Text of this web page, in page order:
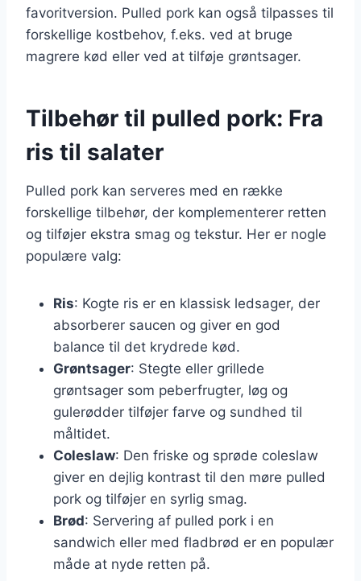
favoritversion. Pulled pork kan også tilpasses til
forskellige kostbehov, f.eks. ved at bruge
magrere kød eller ved at tilføje grøntsager.
Tilbehør til pulled pork: Fra
ris til salater
Pulled pork kan serveres med en række
forskellige tilbehør, der komplementerer retten
og tilføjer ekstra smag og tekstur. Her er nogle
populære valg:
Ris: Kogte ris er en klassisk ledsager, der
absorberer saucen og giver en god
balance til det krydrede kød.
Grøntsager: Stegte eller grillede
grøntsager som peberfrugter, løg og
gulerødder tilføjer farve og sundhed til
måltidet.
Coleslaw: Den friske og sprøde coleslaw
giver en dejlig kontrast til den møre pulled
pork og tilføjer en syrlig smag.
Brød: Servering af pulled pork i en
sandwich eller med fladbrød er en populær
måde at nyde retten på.